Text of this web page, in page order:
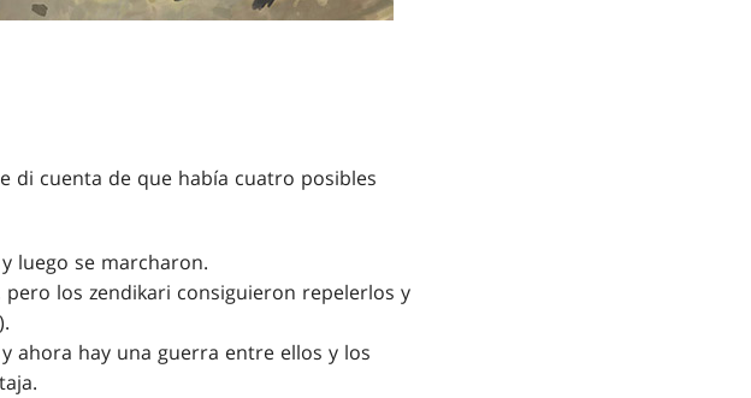
di cuenta de que había cuatro posibles
luego se marcharon.
los zendikari consiguieron repelerlos y
ahora hay una guerra entre ellos y los